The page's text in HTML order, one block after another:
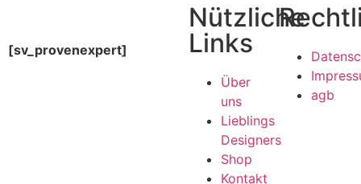
[sv_provenexpert]
Nützliche
Links
Über
uns
Lieblings
Designers
Shop
Kontakt
agb